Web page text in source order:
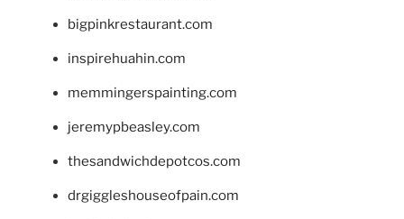
bigpinkrestaurant.com
inspirehuahin.com
memmingerspainting.com
jeremypbeasley.com
thesandwichdepotcos.com
drgiggleshouseofpain.com